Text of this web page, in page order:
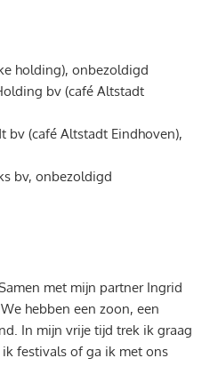
holding), onbezoldigd
bv (café Altstadt
bv (café Altstadt Eindhoven),
bv, onbezoldigd
met mijn partner Ingrid
hebben een zoon, een
In mijn vrije tijd trek ik graag
festivals of ga ik met ons